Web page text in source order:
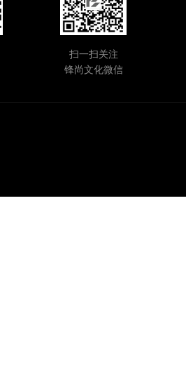
扫一扫关注
锋尚文化微信